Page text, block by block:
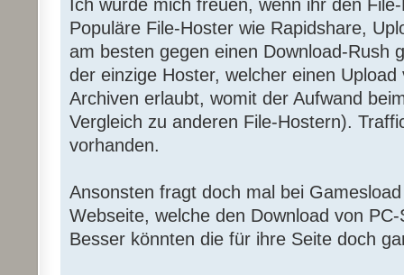
Ich würde mich freuen, wenn ihr den
Populäre File-Hoster wie Rapidshare,
am besten gegen einen Download-Rush
der einzige Hoster, welcher einen
Archiven erlaubt, womit der Aufwand
Vergleich zu anderen File-Hostern).
vorhanden.
Ansonsten fragt doch mal bei
Webseite, welche den Download von
Besser könnten die für ihre Seite doch